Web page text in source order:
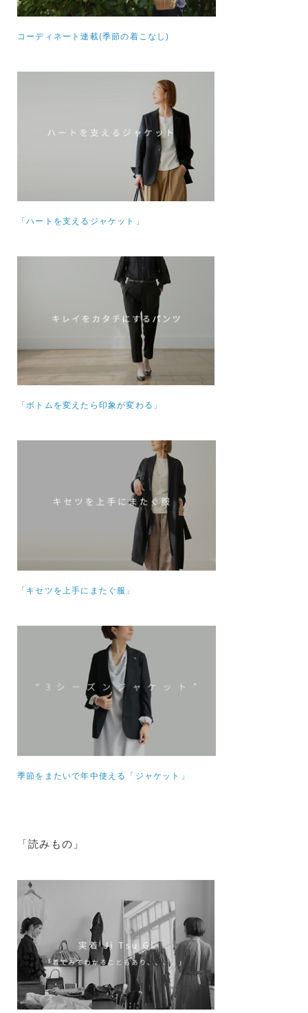
コーディネート連載(季節の着こなし)
「ハートを支えるジャケット」
「ボトムを変えたら印象が変わる」
「キセツを上手にまたぐ服」
季節をまたいで年中使える「ジャケット」
「読みもの」